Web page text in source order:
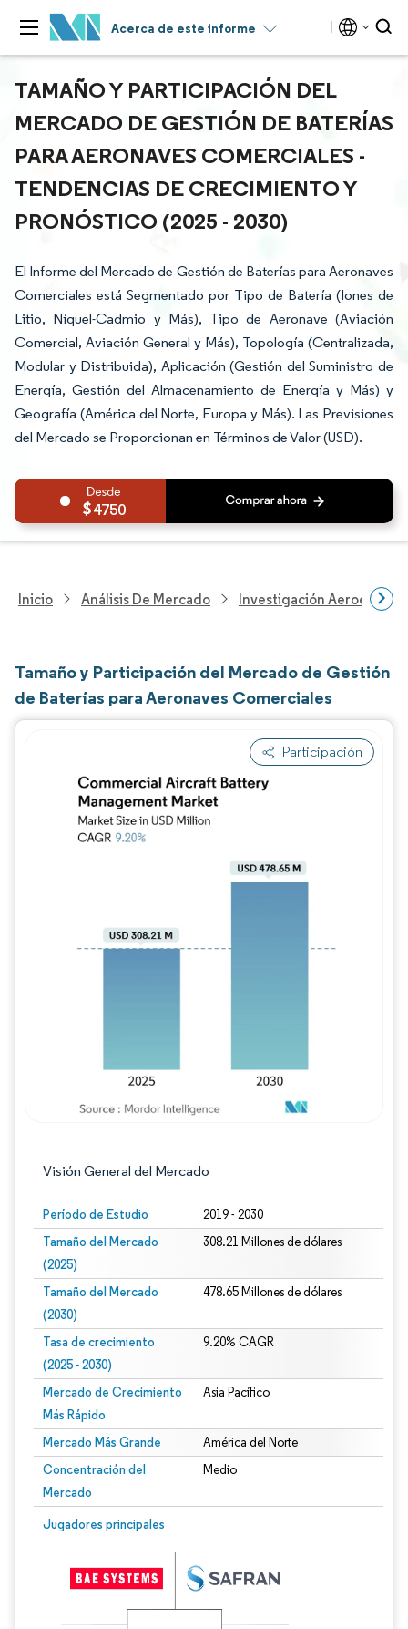
Acerca de este informe
TAMAÑO Y PARTICIPACIÓN DEL
MERCADO DE GESTIÓN DE BATERÍAS
PARA AERONAVES COMERCIALES -
TENDENCIAS DE CRECIMIENTO Y
PRONÓSTICO (2025 - 2030)
El Informe del Mercado de Gestión de Baterías para Aeronaves
Comerciales está Segmentado por Tipo de Batería (Iones de
Litio, Níquel-Cadmio y Más), Tipo de Aeronave (Aviación
Comercial, Aviación General y Más), Topología (Centralizada,
Modular y Distribuida), Aplicación (Gestión del Suministro de
Energía, Gestión del Almacenamiento de Energía y Más) y
Geografía (América del Norte, Europa y Más). Las Previsiones
del Mercado se Proporcionan en Términos de Valor (USD).
4750
Inicio Análisis De Mercado Investigación
Tamaño y Participación del Mercado de Gestión
de Baterías para Aeronaves Comerciales
Participación
Visión General del Mercado
Período de Estudio 2019 - 2030
Tamaño del Mercado
(2025)
308.21 Millones de dólares
Tamaño del Mercado
(2030)
478.65 Millones de dólares
Tasa de crecimiento
(2025 - 2030)
9.20% CAGR
Mercado de Crecimiento
Más Rápido
Asia Pacífico
Mercado Más Grande América del Norte
Concentración del
Mercado
Medio
Jugadores principales
Imagen © Mordor Intelligence. El uso requiere atribución según CC BY 4.0.